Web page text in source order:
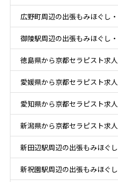
広野町周辺の出張もみほぐし
御陵駅周辺の出張もみほぐし
徳島県から京都セラピスト求人
愛媛県から京都セラピスト求人
愛知県から京都セラピスト求人
新潟県から京都セラピスト求人
新田辺駅周辺の出張もみほぐ
新祝園駅周辺の出張もみほぐ